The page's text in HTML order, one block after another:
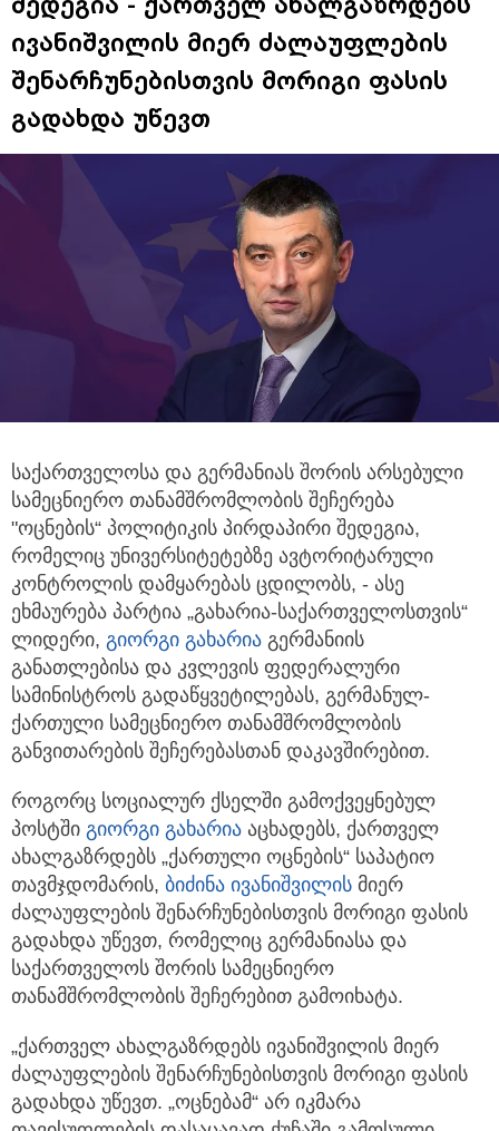
ივანიშვილის მიერ ძალაუფლების
შენარჩუნებისთვის მორიგი ფასის
გადახდა უწევთ
საქართველოსა და გერმანიას შორის არსებული
სამეცნიერო თანამშრომლობის შეჩერება
"ოცნების“ პოლიტიკის პირდაპირი შედეგია,
რომელიც უნივერსიტეტებზე ავტორიტარული
კონტროლის დამყარებას ცდილობს, - ასე
ეხმაურება პარტია „გახარია-საქართველოსთვის“
ლიდერი, გიორგი გახარია გერმანიის
განათლებისა და კვლევის ფედერალური
სამინისტროს გადაწყვეტილებას, გერმანულ-
ქართული სამეცნიერო თანამშრომლობის
განვითარების შეჩერებასთან დაკავშირებით.
როგორც სოციალურ ქსელში გამოქვეყნებულ
პოსტში გიორგი გახარია აცხადებს, ქართველ
ახალგაზრდებს „ქართული ოცნების“ საპატიო
თავმჯდომარის, ბიძინა ივანიშვილის მიერ
ძალაუფლების შენარჩუნებისთვის მორიგი ფასის
გადახდა უწევთ, რომელიც გერმანიასა და
საქართველოს შორის სამეცნიერო
თანამშრომლობის შეჩერებით გამოიხატა.
„ქართველ ახალგაზრდებს ივანიშვილის მიერ
ძალაუფლების შენარჩუნებისთვის მორიგი ფასის
გადახდა უწევთ. „ოცნებამ“ არ იკმარა